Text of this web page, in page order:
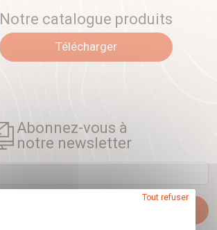
Notre catalogue produits
Télécharger
Abonnez-vous à
notre newsletter
Tout refuser